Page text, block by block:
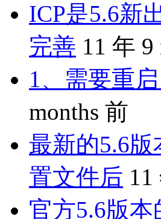
ICP是5.6新
完善 11 年 9
1、需要重
months 前
最新的5.6
置文件后 11
官方5.6版本